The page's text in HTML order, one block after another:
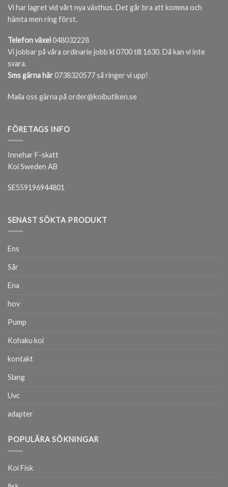
Vi har lagret vid vårt nya växthus. Det går bra att komma och
hämta men ring först.
Telefon växel 048032228
Vi jobbar på våra ordinarie jobb kl 0700 till 1630. Då kan vi inte
svara.
Sms gärna här0738320577 så ringer vi upp!
Maila oss gärna på order@koibutiken.se
FÖRETAGS INFO
Innehar F-skatt
Koi Sweden AB
SE559196944801
SENAST SÖKTA PRODUKT
Ens
Sår
Ena
hov
Pump
Kohaku koi
kontakt
Slang
Uvc
adapter
POPULÄRA SÖKNINGAR
Koi Fisk